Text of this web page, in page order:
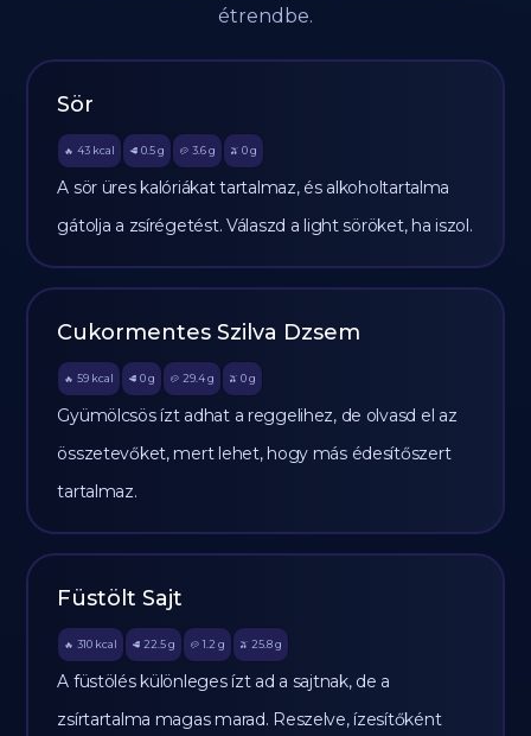
étrendbe.
Sör
🔥 43 kcal 🥩 0.5 g 🥔 3.6g 🫒 0 g
A sör üres kalóriákat tartalmaz, és alkoholtartalma
gátolja a zsírégetést. Válaszd a light söröket, ha iszol.
Cukormentes Szilva Dzsem
🔥 59 kcal 🥩 0 g 🥔 29.4g 🫒 0 g
Gyümölcsös ízt adhat a reggelihez, de olvasd el az
összetevőket, mert lehet, hogy más édesítőszert
tartalmaz.
Füstölt Sajt
🔥 310 kcal 🥩 22.5 g 🥔 1.2 g 🫒 25.8 g
A füstölés különleges ízt ad a sajtnak, de a
zsírtartalma magas marad. Reszelve, ízesítőként